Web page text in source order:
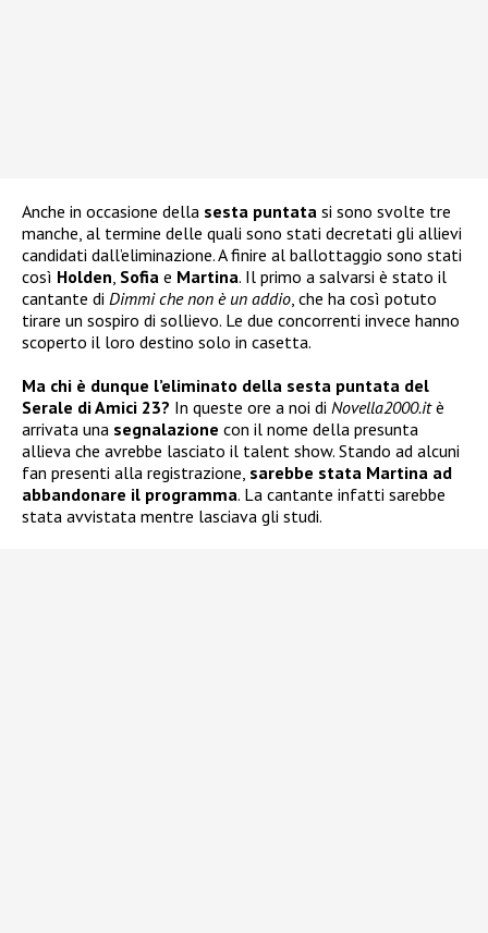
Anche in occasione della sesta puntata si sono svolte tre
manche, al termine delle quali sono stati decretati gli allievi
candidati dall’eliminazione. A finire al ballottaggio sono stati
così Holden, Sofia e Martina. Il primo a salvarsi è stato il
cantante di Dimmi che non è un addio, che ha così potuto
tirare un sospiro di sollievo. Le due concorrenti invece hanno
scoperto il loro destino solo in casetta.
Ma chi è dunque l’eliminato della sesta puntata del
Serale di Amici 23? In queste ore a noi di Novella2000.itè
arrivata una segnalazione con il nome della presunta
allieva che avrebbe lasciato il talent show. Stando ad alcuni
fan presenti alla registrazione, sarebbe stata Martina ad
abbandonare il programma. La cantante infatti sarebbe
stata avvistata mentre lasciava gli studi.